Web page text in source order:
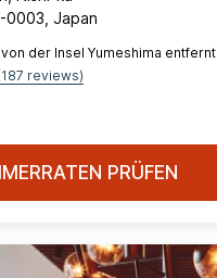
0003, Japan
von der Insel Yumeshima entfernt
reviews)
PRÜFEN